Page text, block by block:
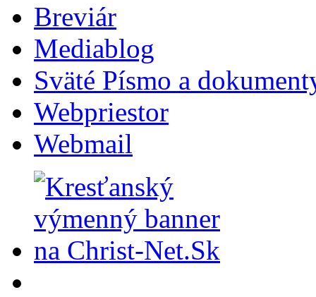
Breviár
Mediablog
Sväté Písmo a
Webpriestor
Webmail